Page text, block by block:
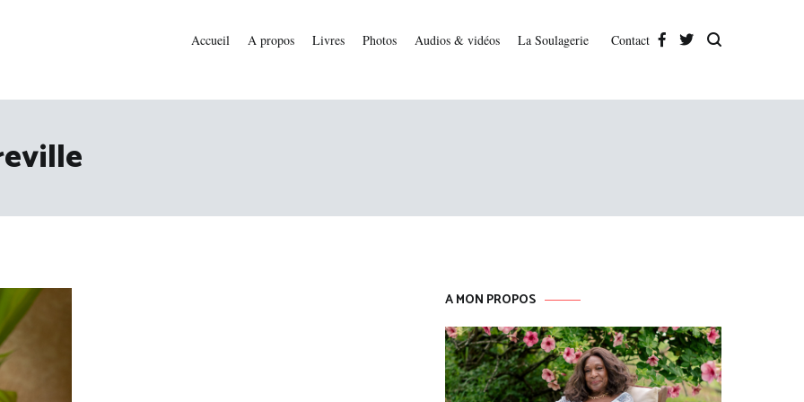
Accueil A propos Livres Photos Audios & vidéos La Soulagerie Contact
A MON PROPOS